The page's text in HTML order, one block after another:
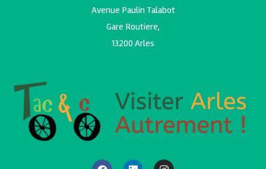
Avenue Paulin Talabot
Gare Routiere,
13200 Arles